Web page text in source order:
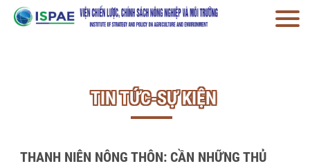
TIN TỨC-SỰ KIỆN
THANH NIÊN NÔNG THÔN: CẦN NHỮNG THỦ